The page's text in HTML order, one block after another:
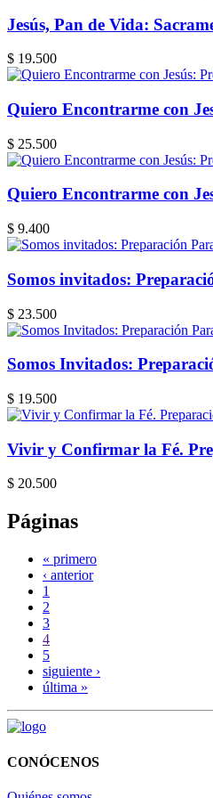
Jesús, Pan de Vida:
$ 19.500
Quiero Encontrarme con
$ 25.500
Quiero Encontrarme con
$ 9.400
Somos invitados:
$ 23.500
Somos Invitados:
$ 19.500
Vivir y Confirmar la Fé.
$ 20.500
Páginas
« primero
‹ anterior
1
2
3
4
5
siguiente ›
última »
CONÓCENOS